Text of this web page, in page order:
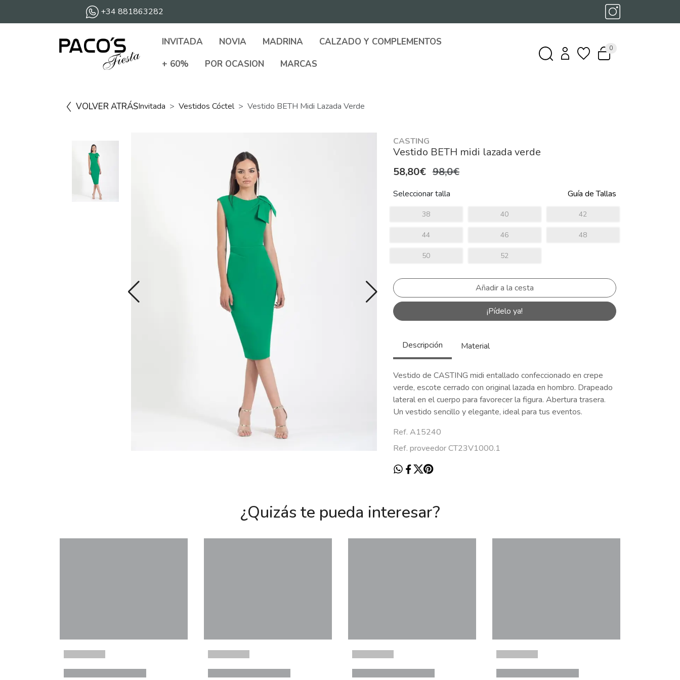
+34 881863282
INVITADA NOVIA MADRINA
CALZADO Y COMPLEMENTOS
+ 60%
POR OCASION MARCAS
0
VOLVER ATRÁSInvitada Vestidos Cóctel Vestido BETH Midi Lazada Verde
CASTING
Vestido BETH midi lazada verde
58,80€ 98,0€
Seleccionar talla Guía de Tallas
38 40 42
44 46 48
50 52
¡Pídelo ya!
Descripción Material
Vestido de CASTING midi entallado confeccionado en crepe
verde, escote cerrado con original lazada en hombro. Drapeado
lateral en el cuerpo para favorecer la figura. Abertura trasera.
Un vestido sencillo y elegante, ideal para tus eventos.
Ref. A15240
Ref. proveedor CT23V1000.1
¿Quizás te pueda interesar?